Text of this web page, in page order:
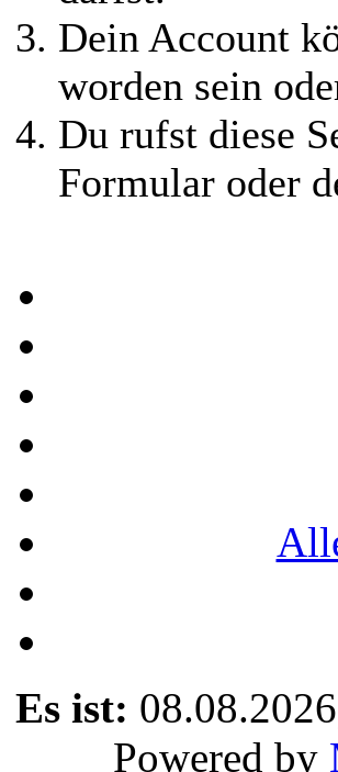
Dein Account
worden sein
Du rufst diese
Formular oder
Es ist:
Powered by